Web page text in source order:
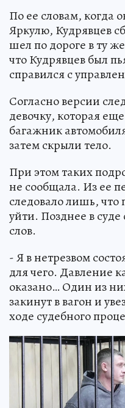
По ее словам, когда
Яркулю, Кудрявцев
шел по дороге в ту
что Кудрявцев был
справился с
Согласно версии
девочку, которая
багажник
затем скрыли тело.
При этом таких
не сообщала. Из ее
следовало лишь, что
уйти. Позднее в суде
слов.
- Я в нетрезвом
для чего. Давление
оказано… Один из
закинут в вагон и
ходе судебного